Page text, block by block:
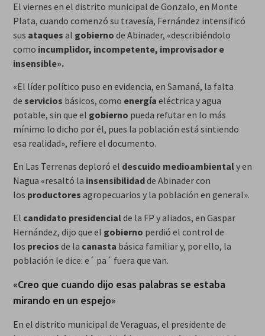
El viernes en el distrito municipal de Gonzalo, en Monte
Plata, cuando comenzó su travesía, Fernández intensificó
sus ataques al gobierno de Abinader, «describiéndolo
como incumplidor, incompetente, improvisador e
insensible».
«El líder político puso en evidencia, en Samaná, la falta
de servicios básicos, como energía eléctrica y agua
potable, sin que el gobierno pueda refutar en lo más
mínimo lo dicho por él, pues la población está sintiendo
esa realidad», refiere el documento.
En Las Terrenas deploró el descuido medioambientaly en
Nagua «resaltó la insensibilidadde Abinader con
los productores agropecuarios y la población en general».
El candidato presidencialde la FP y aliados, en Gaspar
Hernández, dijo que el gobierno perdió el control de
los precios de la canasta básica familiar y, por ello, la
población le dice: e´ pa´ fuera que van.
«Creo que cuando dijo esas palabras se estaba
mirando en un espejo»
En el distrito municipal de Veraguas, el presidente de